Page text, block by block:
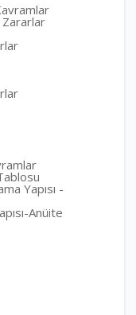
Zararlar
Yapısı -
Anüite